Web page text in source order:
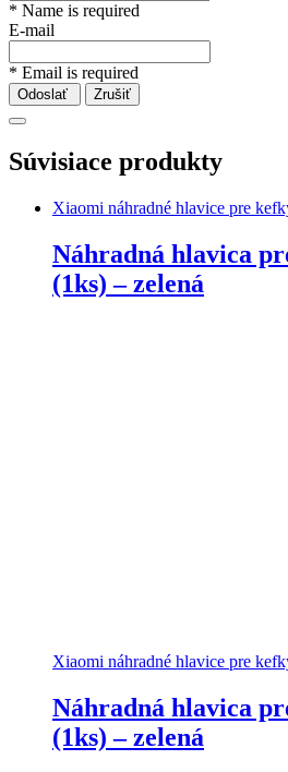
* Name is required
E-mail
* Email is required
Odoslať Zrušiť
Súvisiace produkty
Xiaomi náhradné hlavice pre
Náhradná hlavica
(1ks) – zelená
Xiaomi náhradné hlavice pre
Náhradná hlavica
(1ks) – zelená